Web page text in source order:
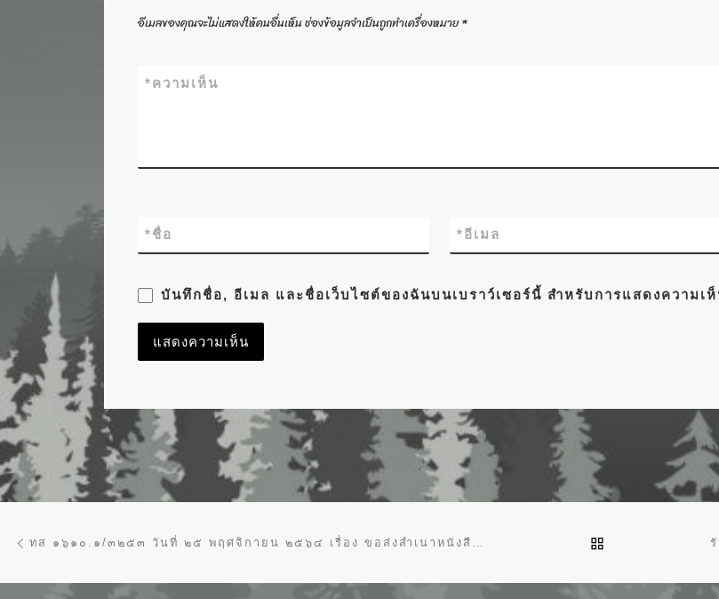
อีเมลของคุณจะไม่แสดงให้คนอื่นเห็นช่องข้อมูลจำเป็นถูกทำเครื่องหมาย*
ความเห็น
*
ชื่อ
* อีเมล
*
บันทึกชื่อ, อีเมล และชื่อเว็บไซต์ของฉันบนเบราว์เซอร์นี้ สำหรับการแสดงความเ
การนำทางของเรื่อง BACK TO